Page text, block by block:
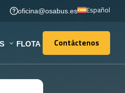
oficina@osabus.es Español
FLOTA Contáctenos
Contáctenos